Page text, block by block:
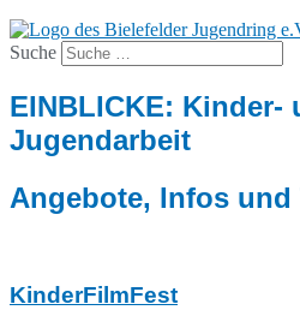
Suche
EINBLICKE: Kinder-
Jugendarbeit
Angebote, Infos und
KinderFilmFest